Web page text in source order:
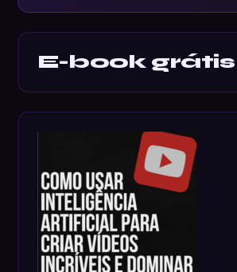
E-book grátis